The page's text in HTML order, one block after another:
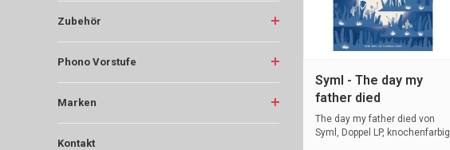
Zubehör
Phono Vorstufe
Marken
Kontakt
Syml - The day my
father died
The day my father died von
Syml, Doppel LP, knochenfarbig